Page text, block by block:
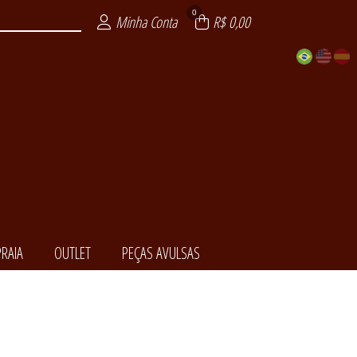
Minha Conta 0 R$ 0,00
OUTLET PEÇAS AVULSAS